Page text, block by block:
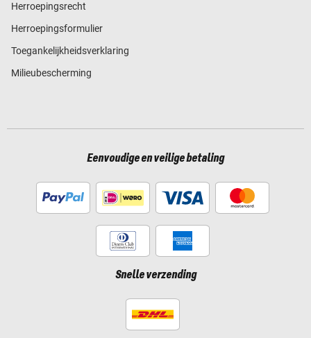
Herroepingsrecht
Herroepingsformulier
Toegankelijkheidsverklaring
Milieubescherming
Eenvoudige en veilige betaling
Snelle verzending